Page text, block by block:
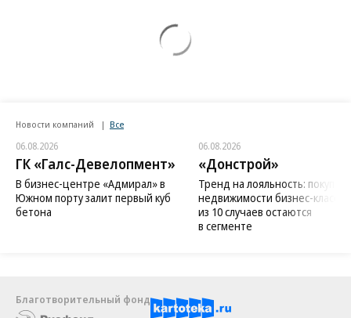
Новости компаний Все
06.08.2026
ГК «Галс-Девелопмент»
В бизнес-центре «Адмирал» в
Южном порту залит первый куб
бетона
06.08.2026
«Донстрой»
Тренд на лояльность:
недвижимости бизнес-класса
из 10 случаев остаются
в сегменте
Благотворительный фонд